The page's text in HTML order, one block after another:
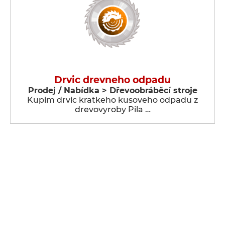
Drvic drevneho odpadu
Prodej / Nabídka > Dřevoobráběcí stroje
Kupim drvic kratkeho kusoveho odpadu z
drevovyroby Pila …